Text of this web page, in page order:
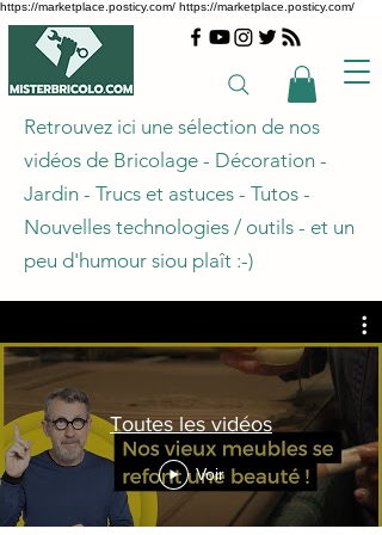
https://marketplace.posticy.com/ https://marketplace.posticy.com/
Retrouvez ici une sélection de nos
vidéos de Bricolage - Décoration -
Jardin - Trucs et astuces - Tutos -
Nouvelles technologies / outils - et un
peu d'humour siou plaît :-)
Toutes les vidéos
Voir